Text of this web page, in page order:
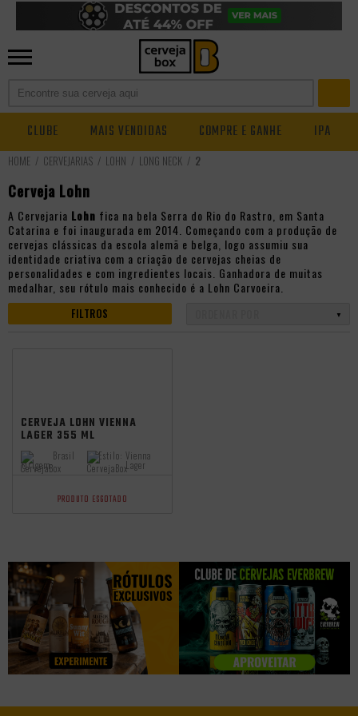
CLUBE MAIS VENDIDAS COMPRE E GANHE IPA
CERVEJARIAS LOHN LONG NECK 2
Cerveja Lohn
A Cervejaria Lohn fica na bela Serra do Rio do Rastro, em Santa
Catarina e foi inaugurada em 2014. Começando com a produção de
cervejas clássicas da escola alemã e belga, logo assumiu sua
identidade criativa com a criação de cervejas cheias de
personalidades e com ingredientes locais. Ganhadora de muitas
medalhar, seu rótulo mais conhecido é a Lohn Carvoeira.
FILTROS
CERVEJA LOHN VIENNA
LAGER 355 ML
Origem:
Brasil Estilo: Vienna
Lager
PRODUTO ESGOTADO